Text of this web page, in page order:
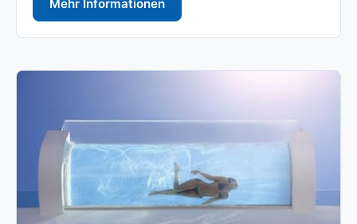
Mehr Informationen